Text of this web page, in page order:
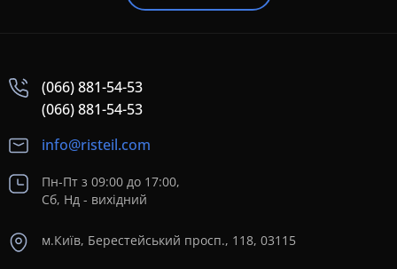
(066) 881-54-53
(066) 881-54-53
info@risteil.com
Пн-Пт з 09:00 до 17:00,
Сб, Нд - вихідний
м.Київ, Берестейський просп., 118, 03115